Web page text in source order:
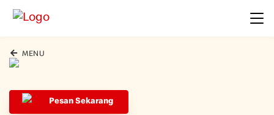
MENU
Pesan Sekarang